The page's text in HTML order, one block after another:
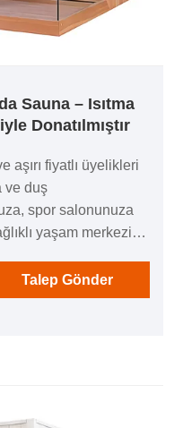
Sauna – Isıtma
Donatılmıştır
aşırı fiyatlı üyelikleri
ve duş
spor salonunuza
yaşam merkezini
fazlasıdır; günlük
Talep Gönder